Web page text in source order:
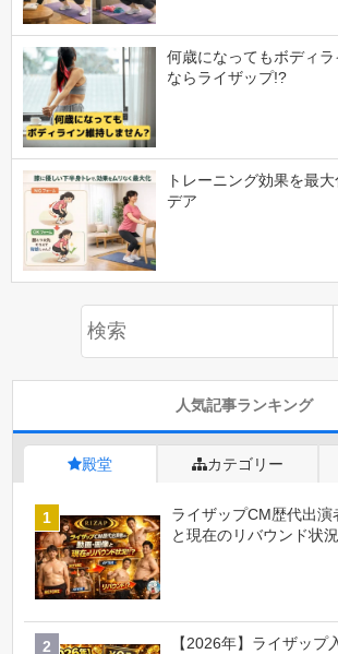
何歳になってもボディ
ならライザップ!?
トレーニング効果を最
デア
人気記事ランキング
殿堂 カテゴリー
ライザップCM歴代出演
と現在のリバウンド状
【2026年】ライザップ